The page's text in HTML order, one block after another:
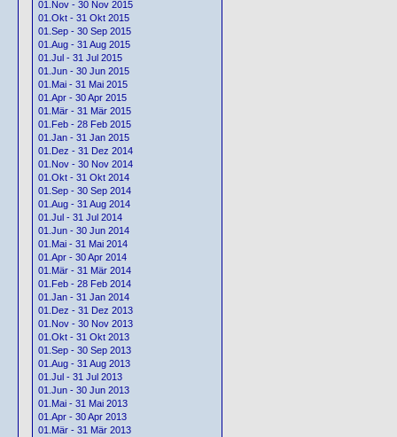
01.Nov - 30 Nov 2015
01.Okt - 31 Okt 2015
01.Sep - 30 Sep 2015
01.Aug - 31 Aug 2015
01.Jul - 31 Jul 2015
01.Jun - 30 Jun 2015
01.Mai - 31 Mai 2015
01.Apr - 30 Apr 2015
01.Mär - 31 Mär 2015
01.Feb - 28 Feb 2015
01.Jan - 31 Jan 2015
01.Dez - 31 Dez 2014
01.Nov - 30 Nov 2014
01.Okt - 31 Okt 2014
01.Sep - 30 Sep 2014
01.Aug - 31 Aug 2014
01.Jul - 31 Jul 2014
01.Jun - 30 Jun 2014
01.Mai - 31 Mai 2014
01.Apr - 30 Apr 2014
01.Mär - 31 Mär 2014
01.Feb - 28 Feb 2014
01.Jan - 31 Jan 2014
01.Dez - 31 Dez 2013
01.Nov - 30 Nov 2013
01.Okt - 31 Okt 2013
01.Sep - 30 Sep 2013
01.Aug - 31 Aug 2013
01.Jul - 31 Jul 2013
01.Jun - 30 Jun 2013
01.Mai - 31 Mai 2013
01.Apr - 30 Apr 2013
01.Mär - 31 Mär 2013